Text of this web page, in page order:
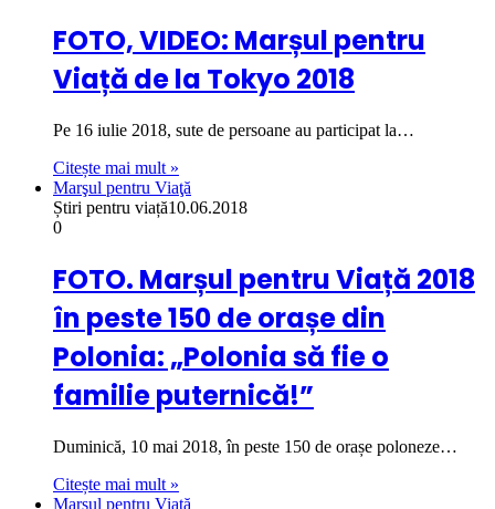
FOTO, VIDEO: Marșul pentru
Viață de la Tokyo 2018
Pe 16 iulie 2018, sute de persoane au participat la…
Citește mai mult »
Marşul pentru Viaţă
Știri pentru viață10.06.2018
0
FOTO. Marșul pentru Viață 2018
în peste 150 de orașe din
Polonia: „Polonia să fie o
familie puternică!”
Duminică, 10 mai 2018, în peste 150 de orașe poloneze…
Citește mai mult »
Marşul pentru Viaţă